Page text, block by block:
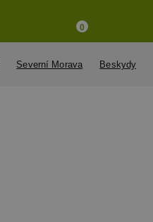
0
Severní Morava Beskydy